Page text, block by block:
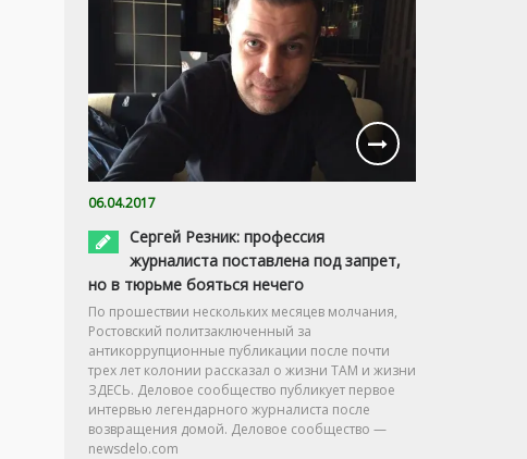
06.04.2017
Сергей Резник: профессия
журналиста поставлена под запрет,
но в тюрьме бояться нечего
По прошествии нескольких месяцев молчания,
Ростовский политзаключенный за
антикоррупционные публикации после почти
трех лет колонии рассказал о жизни ТАМ и жизни
ЗДЕСЬ. Деловое сообщество публикует первое
интервью легендарного журналиста после
возвращения домой. Деловое сообщество —
newsdelo.com